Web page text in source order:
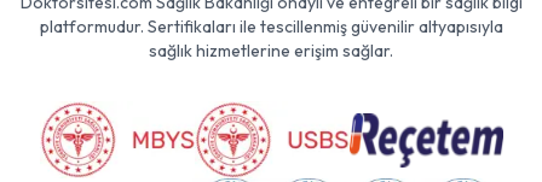
platformudur. Sertifikaları ile tescillenmiş güvenilir altyapısıyla
sağlık hizmetlerine erişim sağlar.